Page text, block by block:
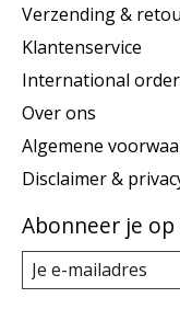
Verzending &
Klantenservice
International
Over ons
Algemene
Disclaimer &
Abonneer je